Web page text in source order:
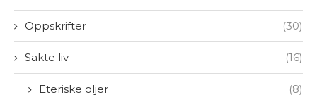
Oppskrifter (30)
Sakte liv (16)
Eteriske oljer (8)